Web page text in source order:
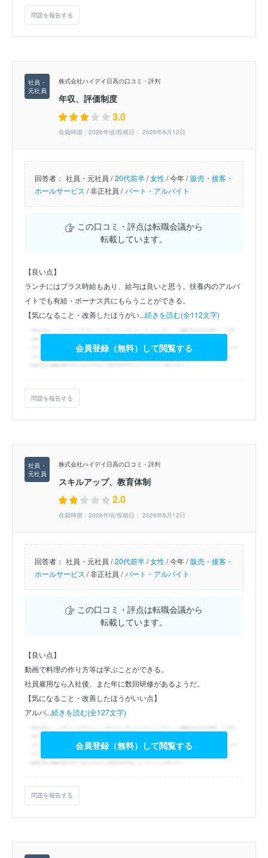
問題を報告する
株式会社ハイデイ日高の口コミ・評判
年収、評価制度
3.0
在籍時期：2026年頃/投稿日： 2026年6月12日
回答者： 社員・元社員 / 20代前半/女性/今年 / 販売・接客・
ホールサービス /非正社員 / パート・アルバイト
この口コミ・評点は転職会議から
転載しています。
【良い点】
ランチにはプラス時給もあり、給与は良いと思う。扶養内のアルバ
イトでも有給・ボーナス共にもらうことができる。
【気になること・改善したほうがい...続きを読む(全112文字)
会員登録（無料）して閲覧する
問題を報告する
株式会社ハイデイ日高の口コミ・評判
スキルアップ、教育体制
2.0
在籍時期：2026年頃/投稿日： 2026年6月12日
回答者： 社員・元社員 / 20代前半/女性/今年 / 販売・接客・
ホールサービス /非正社員 / パート・アルバイト
この口コミ・評点は転職会議から
転載しています。
【良い点】
動画で料理の作り方等は学ぶことができる。
社員雇用なら入社後、また年に数回研修があるようだ。
【気になること・改善したほうがいい点】
アルバ...続きを読む(全127文字)
会員登録（無料）して閲覧する
問題を報告する